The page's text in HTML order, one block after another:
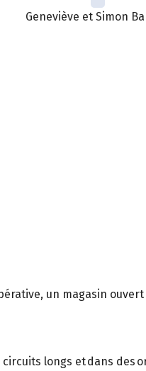
Geneviève et Simon
un magasin ouvert
longs et dans des